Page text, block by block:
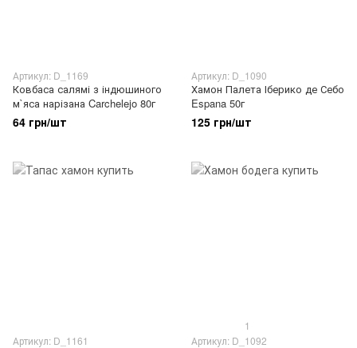
Артикул: D_1169
Ковбаса салямі з індюшиного
м`яса нарізана Carchelejo 80г
64 грн/шт
Артикул: D_1090
Хамон Палета Іберико де Себо
Espana 50г
125 грн/шт
Артикул: D_1161
1
Артикул: D_1092